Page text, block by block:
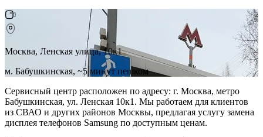
Москва, Ленская улица, 10к1
м. Бабушкинская, ~5 минут пешком
Сервисный центр расположен по адресу: г. Москва, метро
Бабушкинская, ул. Ленская 10к1. Мы работаем для клиентов
из СВАО и других районов Москвы, предлагая услугу замена
дисплея телефонов Samsung по доступным ценам.